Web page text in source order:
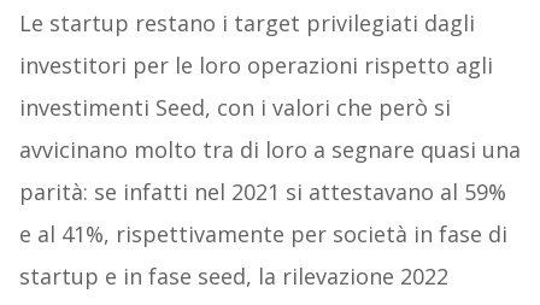
Le startup restano i target privilegiati dagli
investitori per le loro operazioni rispetto agli
investimenti Seed, con i valori che però si
avvicinano molto tra di loro a segnare quasi una
parità: se infatti nel 2021 si attestavano al 59%
e al 41%, rispettivamente per società in fase di
startup e in fase seed, la rilevazione 2022